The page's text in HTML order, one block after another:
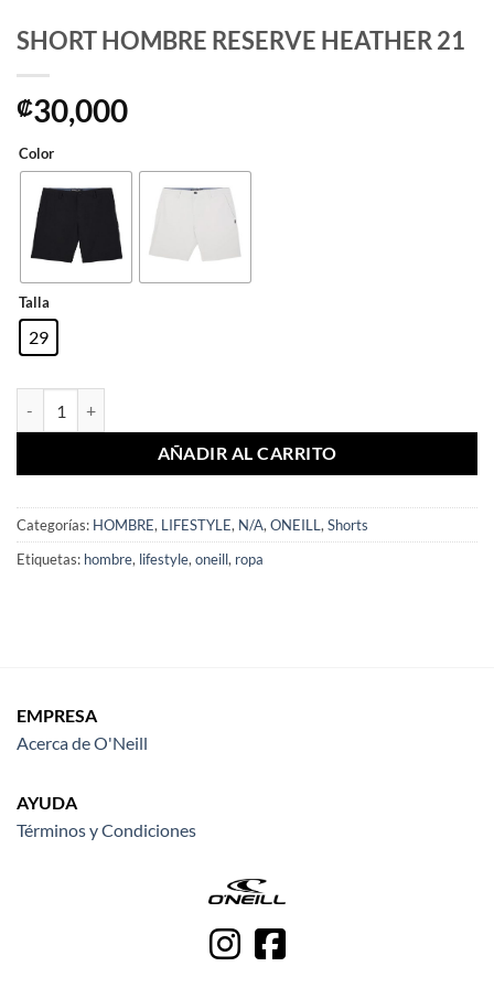
SHORT HOMBRE RESERVE HEATHER 21
₡30,000
Color
Talla
29
AÑADIR AL CARRITO
Categorías: HOMBRE, LIFESTYLE, N/A, ONEILL , Shorts
Etiquetas: hombre, lifestyle, oneill, ropa
EMPRESA
Acerca de O'Neill
AYUDA
Términos y Condiciones